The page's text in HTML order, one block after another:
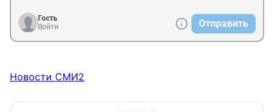
Гость
Войти
Отправить
Новости СМИ2